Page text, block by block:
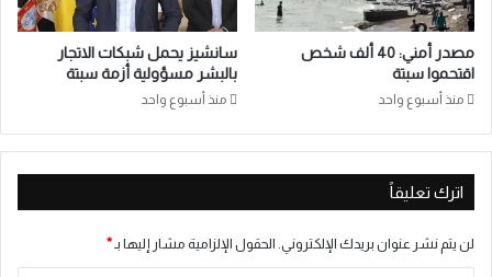
مصدر أمني: 40 ألف شخص
اقتحموا سبتة
منذ أسبوع واحد
سانشيز يحمل شبكات الاتجار
بالبشر مسؤولية أزمة سبتة
منذ أسبوع واحد
اترك تعليقاً
لن يتم نشر عنوان بريدك الإلكتروني. الحقول الإلزامية مشار إليها بـ *